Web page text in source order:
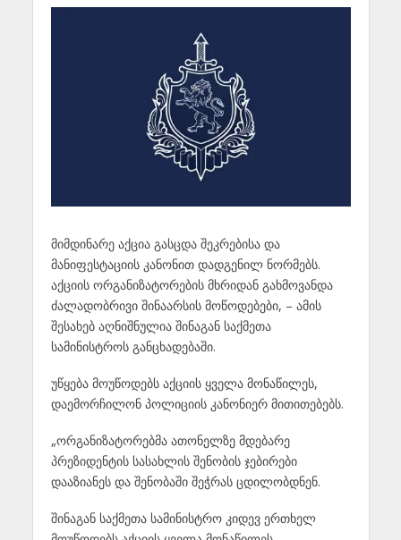
მიმდინარე აქცია გასცდა შეკრებისა და
მანიფესტაციის კანონით დადგენილ ნორმებს.
აქციის ორგანიზატორების მხრიდან გახმოვანდა
ძალადობრივი შინაარსის მოწოდებები, – ამის
შესახებ აღნიშნულია შინაგან საქმეთა
სამინისტროს განცხადებაში.
უწყება მოუწოდებს აქციის ყველა მონაწილეს,
დაემორჩილონ პოლიციის კანონიერ მითითებებს.
„ორგანიზატორებმა ათონელზე მდებარე
პრეზიდენტის სასახლის შენობის ჯებირები
დააზიანეს და შენობაში შეჭრას ცდილობდნენ.
შინაგან საქმეთა სამინისტრო კიდევ ერთხელ